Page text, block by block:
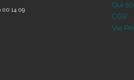
00 14 09
Qui
CGV
Vie